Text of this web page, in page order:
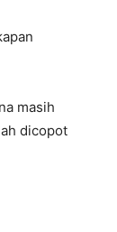
masih
dicopot